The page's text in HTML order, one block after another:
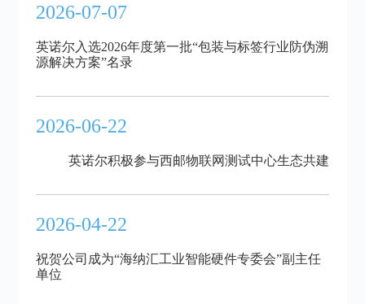
2026-07-07
英诺尔入选2026年度第一批“包装与标签行业防伪溯
源解决方案”名录
2026-06-22
英诺尔积极参与西邮物联网测试中心生态共建
2026-04-22
祝贺公司成为“海纳汇工业智能硬件专委会”副主任
单位